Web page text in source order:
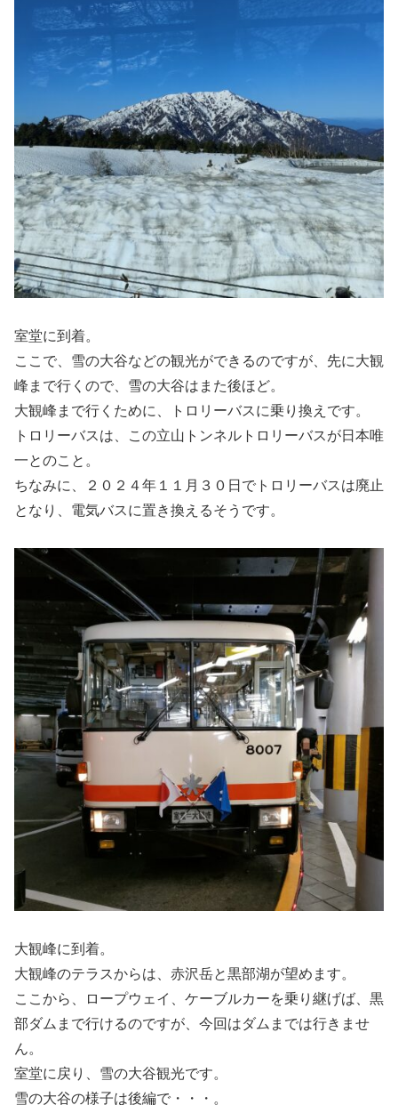
室堂に到着。
ここで、雪の大谷などの観光ができるのですが、先に大観
峰まで行くので、雪の大谷はまた後ほど。
大観峰まで行くために、トロリーバスに乗り換えです。
トロリーバスは、この立山トンネルトロリーバスが日本唯
一とのこと。
ちなみに、２０２４年１１月３０日でトロリーバスは廃止
となり、電気バスに置き換えるそうです。
大観峰に到着。
大観峰のテラスからは、赤沢岳と黒部湖が望めます。
ここから、ロープウェイ、ケーブルカーを乗り継げば、黒
部ダムまで行けるのですが、今回はダムまでは行きませ
ん。
室堂に戻り、雪の大谷観光です。
雪の大谷の様子は後編で・・・。